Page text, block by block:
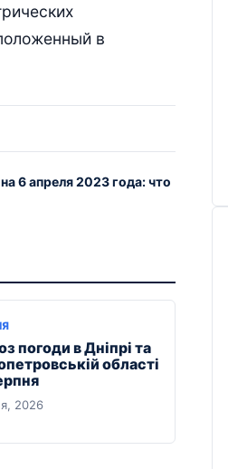
в
6 апреля 2023 года: что
погоди в Дніпрі та
області
2026